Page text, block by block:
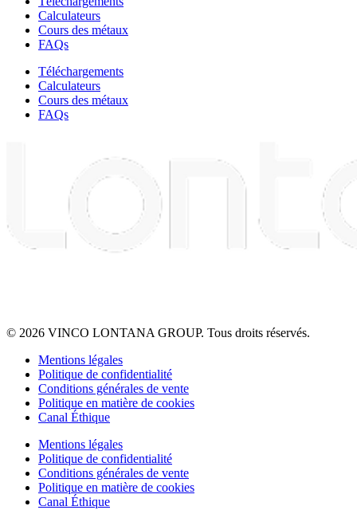
Calculateurs
Cours des métaux
FAQs
Téléchargements
Calculateurs
Cours des métaux
FAQs
© 2026 VINCO LONTANA GROUP. Tous droits réservés.
Mentions légales
Politique de confidentialité
Conditions générales de vente
Politique en matière de cookies
Canal Éthique
Mentions légales
Politique de confidentialité
Conditions générales de vente
Politique en matière de cookies
Canal Éthique